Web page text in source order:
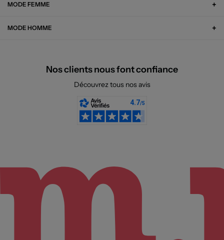
MODE FEMME
MODE HOMME
Nos clients nous font confiance
Découvrez tous nos avis